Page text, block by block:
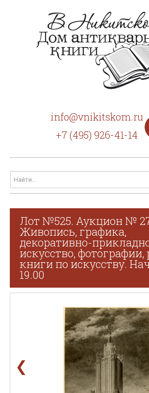
info@vnikitskom.ru
+7 (495) 926-41-14
Лот №525. Аукцион №
Живопись, графика,
декоративно-
искусство, фотографии,
книги по искусству.
19.00
❮